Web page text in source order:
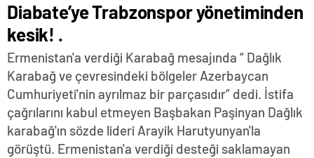
Diabate’ye Trabzonspor yönetiminden
kesik! .
Ermenistan'a verdiği Karabağ mesajında “ Dağlık
Karabağ ve çevresindeki bölgeler Azerbaycan
Cumhuriyeti'nin ayrılmaz bir parçasıdır” dedi. İstifa
çağrılarını kabul etmeyen Başbakan Paşinyan Dağlık
karabağ'ın sözde lideri Arayik Harutyunyan'la
görüştü. Ermenistan'a verdiği desteği saklamayan